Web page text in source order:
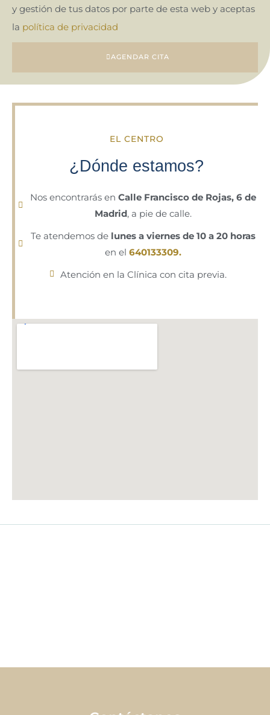
y gestión de tus datos por parte de esta web y aceptas
la política de privacidad
AGENDAR CITA
EL CENTRO
¿Dónde estamos?
Nos encontrarás enCalle Francisco de Rojas, 6 de
Madrid, a pie de calle.
Te atendemos de lunes a viernes de 10 a 20 horas
en el640133309.
Atención en la Clínica con cita previa.